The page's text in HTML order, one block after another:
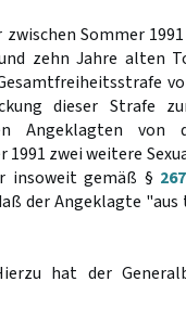
Sommer
zehn Jahre alten
dieser Strafe
Angeklagten von
zwei weitere
insoweit gemäß § 267
der Angeklagte
hat der